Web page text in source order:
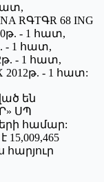
RԳTԳR 68 ING
- 1 հատ,
- 1 հատ,
- 1 հատ,
- 1 հատ:
են
ՍՊ
համար:
հարյուր